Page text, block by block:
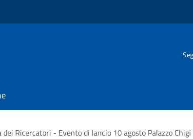
dei Ricercatori - Evento di lancio 10 agosto Palazzo